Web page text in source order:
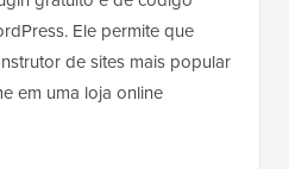
Ele permite que
de sites mais popular
em uma loja online